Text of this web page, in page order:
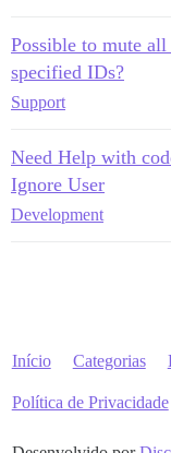
Possible to mute
specified IDs?
Support
Need Help with
Ignore User
Development
Início Categorias
Política de Privacidade